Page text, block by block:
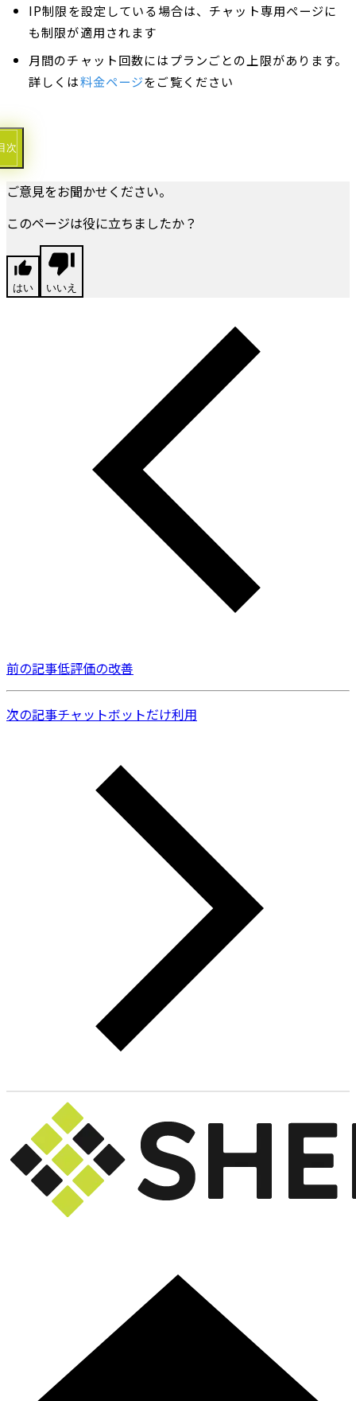
IP制限を設定している場合は、チャット専用ページに
も制限が適用されます
月間のチャット回数にはプランごとの上限があります。
詳しくは料金ページをご覧ください
次
ご意見をお聞かせください。
このページは役に立ちましたか？
はい いいえ
前の記事低評価の改善
次の記事チャットボットだけ利用